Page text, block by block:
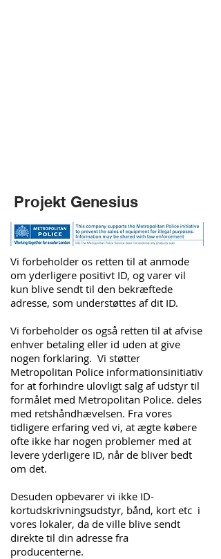
Projekt Genesius
Vi forbeholder os retten til at anmode
om yderligere positivt ID, og varer vil
kun blive sendt til den bekræftede
adresse, som understøttes af dit ID.
Vi forbeholder os også retten til at afvise
enhver betaling eller id uden at give
nogen forklaring. Vi støtter
Metropolitan Police informationsinitiativ
for at forhindre ulovligt salg af udstyr til
formålet med Metropolitan Police. deles
med retshåndhævelsen. Fra vores
tidligere erfaring ved vi, at ægte købere
ofte ikke har nogen problemer med at
levere yderligere ID, når de bliver bedt
om det.
Desuden opbevarer vi ikke ID-
kortudskrivningsudstyr, bånd, kort etc i
vores lokaler, da de ville blive sendt
direkte til din adresse fra
producenterne.